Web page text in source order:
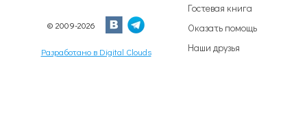
© 2009-2026
Разработано в Digital Clouds
Гостевая книга
Оказать помощь
Наши друзья